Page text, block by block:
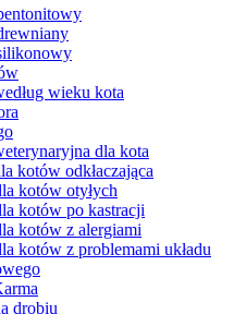
wieku kota
dla kota
kotów odkłaczająca
kotów otyłych
kotów po kastracji
kotów z alergiami
kotów z problemami układu
drobiu